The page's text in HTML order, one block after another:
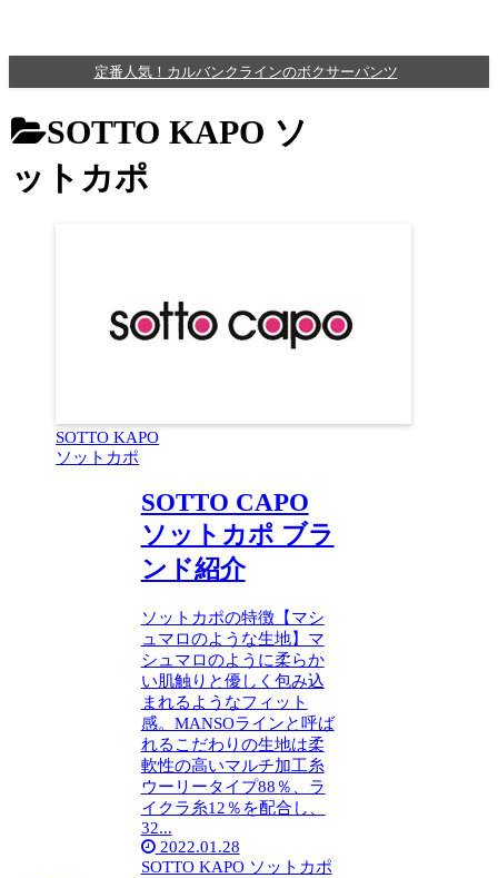
定番人気！カルバンクラインのボクサーパンツ
SOTTO KAPO ソ
ットカポ
SOTTO KAPO
ソットカポ
SOTTO CAPO
ソットカポ ブラ
ンド紹介
ソットカポの特徴【マシ
ュマロのような生地】マ
シュマロのように柔らか
い肌触りと優しく包み込
まれるようなフィット
感。MANSOラインと呼ば
れるこだわりの生地は柔
軟性の高いマルチ加工糸
ウーリータイプ88％、ラ
イクラ糸12％を配合し、
32...
2022.01.28
SOTTO KAPO ソットカポ